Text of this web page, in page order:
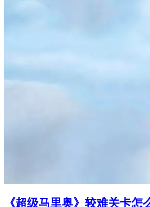
《超级马里奥》较难关卡怎